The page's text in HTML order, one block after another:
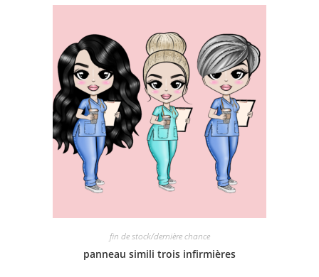
fin de stock/dernière chance
panneau simili trois infirmières